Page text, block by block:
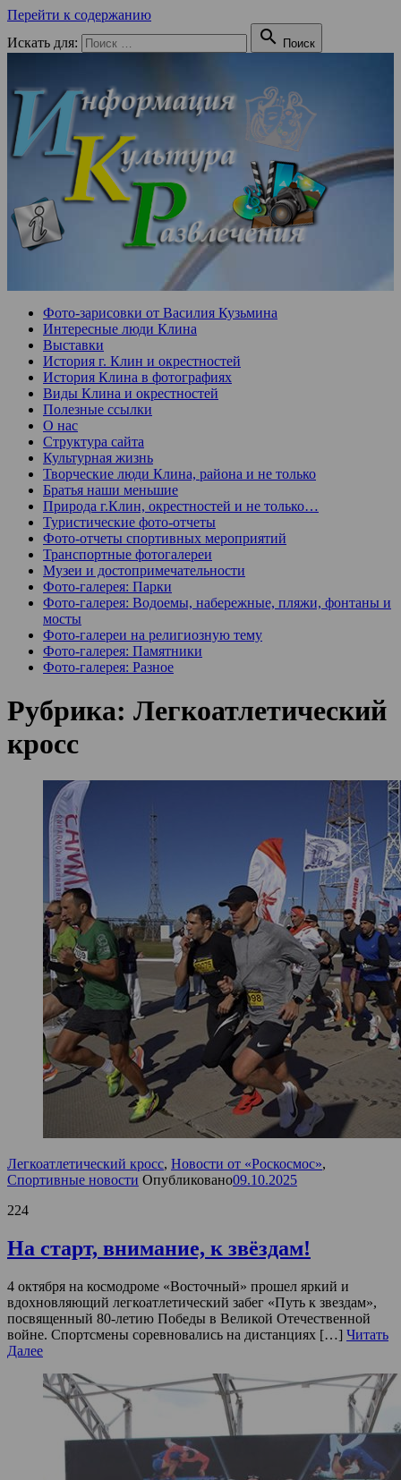
Перейти к содержанию
Искать для:
 Поиск
Фото-зарисовки от Василия Кузьмина
Интересные люди Клина
Выставки
История г. Клин и окрестностей
История Клина в фотографиях
Виды Клина и окрестностей
Полезные ссылки
О нас
Структура сайта
Культурная жизнь
Творческие люди Клина, района и не только
Братья наши меньшие
Природа г.Клин, окрестностей и не только…
Туристические фото-отчеты
Фото-отчеты спортивных мероприятий
Транспортные фотогалереи
Музеи и достопримечательности
Фото-галерея: Парки
Фото-галерея: Водоемы, набережные, пляжи, фонтаны и
мосты
Фото-галереи на религиозную тему
Фото-галерея: Памятники
Фото-галерея: Разное
Рубрика: Легкоатлетический
кросс
Легкоатлетический кросс, Новости от «Роскосмос»,
Спортивные новости Опубликовано09.10.2025
224
На старт, внимание, к звёздам!
4 октября на космодроме «Восточный» прошел яркий и
вдохновляющий легкоатлетический забег «Путь к звездам»,
посвященный 80-летию Победы в Великой Отечественной
войне. Спортсмены соревновались на дистанциях […] Читать
Далее